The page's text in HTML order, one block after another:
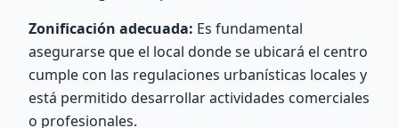
Zonificación adecuada: Es fundamental
asegurarse que el local donde se ubicará el centro
cumple con las regulaciones urbanísticas locales y
está permitido desarrollar actividades comerciales
o profesionales.